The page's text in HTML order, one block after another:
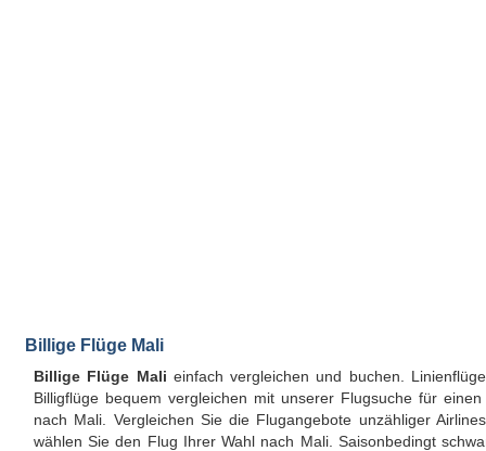
Billige Flüge Mali
Billige Flüge Mali einfach vergleichen und buchen.
Billigflüge bequem vergleichen mit unserer Flugsuche für einen
nach Mali. Vergleichen Sie die Flugangebote unzähliger
wählen Sie den Flug Ihrer Wahl nach Mali. Saisonbedingt